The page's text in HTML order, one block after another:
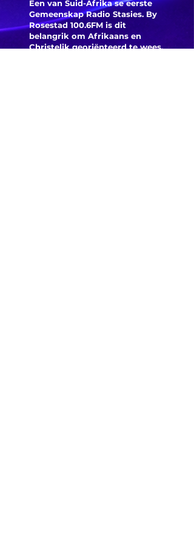
Een van Suid-Afrika se eerste
Gemeenskap Radio Stasies. By
Rosestad 100.6FM is dit
belangrik om Afrikaans en
Christelik georiënteerd te wees.